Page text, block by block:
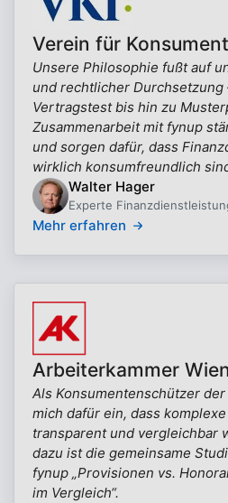
Verein für
Unsere Philosophie fußt auf
und rechtlicher Durchsetzung
Vertragstest bis hin zu
Zusammenarbeit mit fynup
und sorgen dafür, dass
wirklich konsumfreundlich
Walter Hager
Experte
Mehr erfahren
Arbeiterkammer Wien
Als Konsumentenschützer
mich dafür ein, dass
transparent und vergleichbar
dazu ist die gemeinsame
fynup „Provisionen vs.
im Vergleich“.